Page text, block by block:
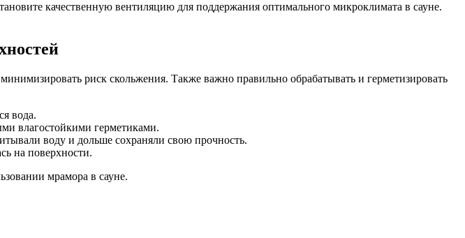
качественную вентиляцию для поддержания оптимального микроклимата в сауне.
риск скольжения. Также важно правильно обрабатывать и герметизировать
вода.
влагостойкими герметиками.
воду и дольше сохраняли свою прочность.
на поверхности.
мрамора в сауне.